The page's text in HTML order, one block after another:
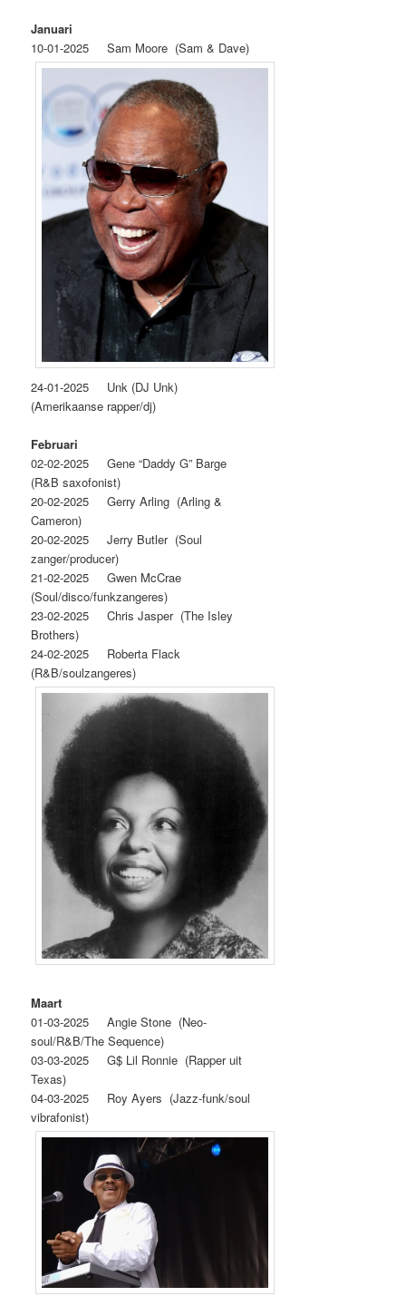
Januari
10‐01‐2025 Sam Moore (Sam & Dave)
24-01-2025 Unk (DJ Unk)
(Amerikaanse rapper/dj)
Februari
02-02-2025 Gene “Daddy G” Barge
(R&B saxofonist)
20-02-2025 Gerry Arling (Arling &
Cameron)
20-02-2025 Jerry Butler (Soul
zanger/producer)
21-02-2025 Gwen McCrae
(Soul/disco/funkzangeres)
23-02-2025 Chris Jasper (The Isley
Brothers)
24-02-2025 Roberta Flack
(R&B/soulzangeres)
Maart
01-03-2025 Angie Stone (Neo-
soul/R&B/The Sequence)
03-03-2025 G$ Lil Ronnie (Rapper uit
Texas)
04‐03‐2025 Roy Ayers (Jazz-funk/soul
vibrafonist)